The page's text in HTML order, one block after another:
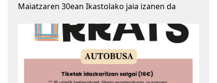
Maiatzaren 30ean Ikastolako jaia izanen da